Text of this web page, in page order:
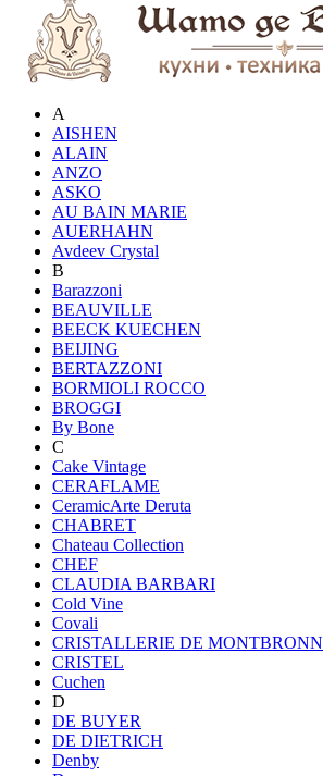
A
AISHEN
ALAIN
ANZO
ASKO
AU BAIN MARIE
AUERHAHN
Avdeev Crystal
B
Barazzoni
BEAUVILLE
BEECK KUECHEN
BEIJING
BERTAZZONI
BORMIOLI ROCCO
BROGGI
By Bone
C
Cake Vintage
CERAFLAME
CeramicArte Deruta
CHABRET
Chateau Collection
CHEF
CLAUDIA BARBARI
Cold Vine
Covali
CRISTALLERIE DE MONTBRONN
CRISTEL
Cuchen
D
DE BUYER
DE DIETRICH
Denby